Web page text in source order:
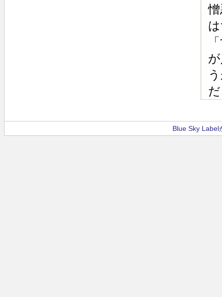
Blue Sky Label